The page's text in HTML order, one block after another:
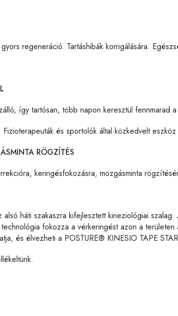
regeneráció. Tartáshibák korrigálására.
így tartósan, több napon keresztül fennmarad
és sportolók által közkedvelt
RÖGZÍTÉS
keringésfokozásra, mozgásminta
alsó háti szakaszra kifejlesztett kineziológiai
fokozza a vérkeringést azon a
és élvezheti a POSTURE® KINESIO TAPE